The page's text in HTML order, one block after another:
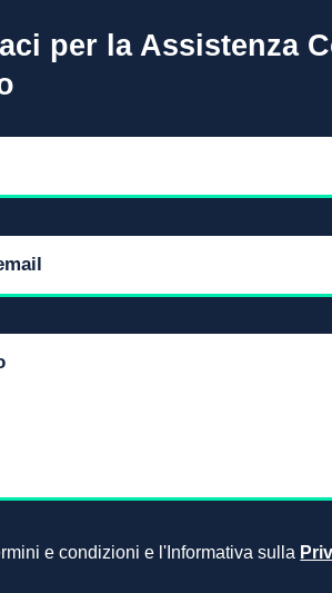
per la Assistenza
e condizioni e l'Informativa sulla